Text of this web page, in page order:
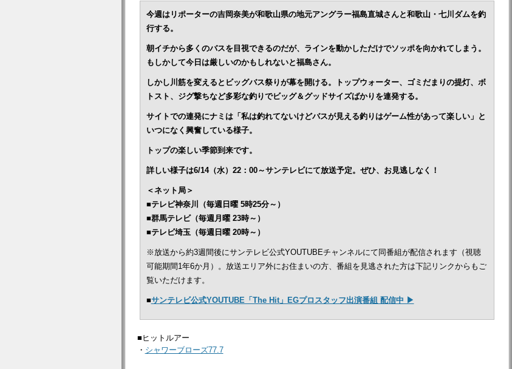
今週はリポーターの吉岡奈美が和歌山県の地元アングラー福島直城さんと和歌山・七川ダムを釣
行する。
朝イチから多くのバスを目視できるのだが、ラインを動かしただけでソッポを向かれてしまう。
もしかして今日は厳しいのかもしれないと福島さん。
しかし川筋を変えるとビッグバス祭りが幕を開ける。トップウォーター、ゴミだまりの提灯、ボ
トスト、ジグ撃ちなど多彩な釣りでビッグ＆グッドサイズばかりを連発する。
サイトでの連発にナミは「私は釣れてないけどバスが見える釣りはゲーム性があって楽しい」と
いつになく興奮している様子。
トップの楽しい季節到来です。
詳しい様子は6/14（水）22：00～サンテレビにて放送予定。ぜひ、お見逃しなく！
＜ネット局＞
■テレビ神奈川（毎週日曜 5時25分～）
■群馬テレビ（毎週月曜 23時～）
■テレビ埼玉（毎週日曜 20時～）
※放送から約3週間後にサンテレビ公式YOUTUBEチャンネルにて同番組が配信されます（視聴
可能期間1年6か月）。放送エリア外にお住まいの方、番組を見逃された方は下記リンクからもご
覧いただけます。
■サンテレビ公式YOUTUBE「The Hit」EGプロスタッフ出演番組 配信中 ▶
■ヒットルアー
・ シャワーブローズ77.7